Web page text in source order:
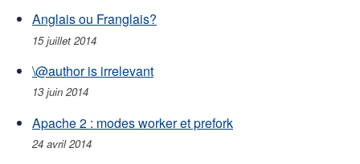
Anglais ou Franglais?
15 juillet 2014
\@author is irrelevant
13 juin 2014
Apache 2 : modes worker et prefork
24 avril 2014